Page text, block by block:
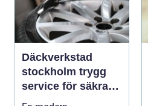
Däckverkstad
stockholm trygg
service för säkra
mil året runt